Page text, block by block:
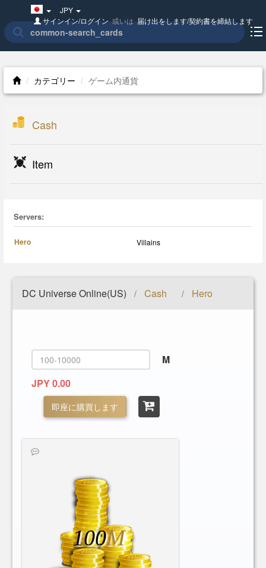
Japan(日
本
語)
JPY
サインイン/ログイン或いは届け出をします/契約書を締結します
カテゴリー ゲーム内通貨
Cash
Item
Servers:
Hero Villains
DC Universe Online(US) / Cash / Hero
M
JPY 0.00
即座に購買します
100M